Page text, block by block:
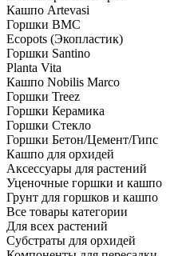
Кашпо Artevasi
Горшки BMC
Ecopots (Экопластик)
Горшки Santino
Planta Vita
Кашпо Nobilis Marco
Горшки Treez
Горшки Керамика
Горшки Стекло
Горшки Бетон/Цемент/Гипс
Кашпо для орхидей
Аксессуары для растений
Уценочные горшки и кашпо
Грунт для горшков и кашпо
Все товары категории
Для всех растений
Субстраты для орхидей